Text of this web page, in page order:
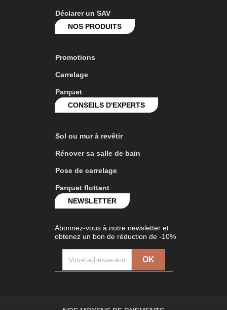
Déclarer un SAV
NOS PRODUITS
Promotions
Carrelage
Parquet
CONSEILS D'EXPERTS
Sol ou mur à revêtir
Rénover sa salle de bain
Pose de carrelage
Parquet flottant
NEWSLETTER
Abonnez-vous à notre newsletter et
obtenez un bon de réduction de -10%